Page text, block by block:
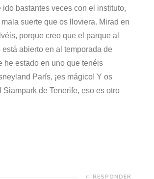
ido bastantes veces con el instituto,
suerte que os lloviera. Mirad en
porque creo que el parque al
abierto en al temporada de
he estado en uno que tenéis
París, ¡es mágico! Y os
Siampark de Tenerife, eso es otro
RESPONDER